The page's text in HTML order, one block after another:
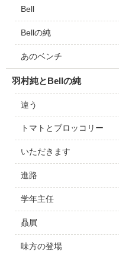
Bell
Bellの純
あのベンチ
羽村純とBellの純
違う
トマトとブロッコリー
いただきます
進路
学年主任
贔屓
味方の登場